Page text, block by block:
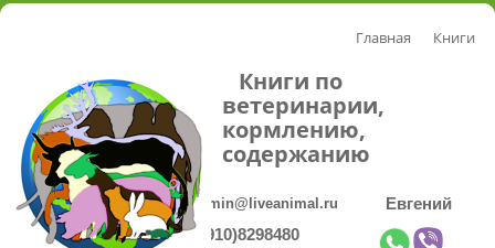
Главная Книги
Книги по
ветеринарии,
кормлению,
содержанию
admin@liveanimal.ru
Евгений
8(910)8298480